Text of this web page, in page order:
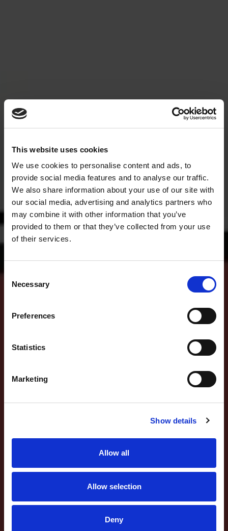
This website uses cookies
We use cookies to personalise content and ads, to
provide social media features and to analyse our traffic.
We also share information about your use of our site with
our social media, advertising and analytics partners who
may combine it with other information that you’ve
provided to them or that they’ve collected from your use
of their services.
Consent
Selection
Necessary
Preferences
Statistics
Marketing
Show details
Allow all
Allow selection
Deny